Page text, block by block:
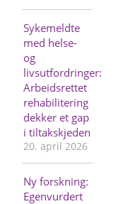
Sykemeldte
med helse-
og
livsutfordringer:
Arbeidsrettet
rehabilitering
dekker et gap
i tiltakskjeden
20. april 2026
Ny forskning:
Egenvurdert